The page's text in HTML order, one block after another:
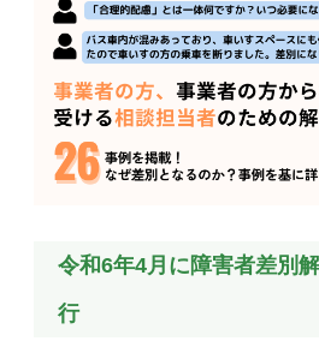
令和6年4月に障害者差別
行